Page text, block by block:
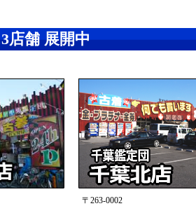
店舗 展開中
〒263-0002